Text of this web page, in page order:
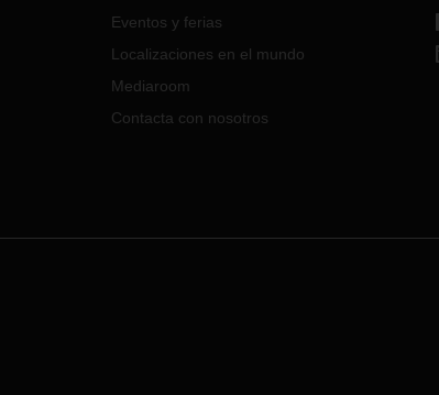
Eventos y ferias
Localizaciones en el mundo
Mediaroom
Contacta con nosotros